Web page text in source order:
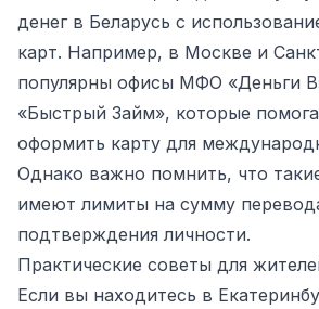
денег в Беларусь с
карт. Например, в Москве и
популярны офисы МФО «Деньги
«Быстрый Займ», которые
оформить карту для
Однако важно помнить, что
имеют лимиты на сумму
подтверждения личности.
Практические советы для
Если вы находитесь в